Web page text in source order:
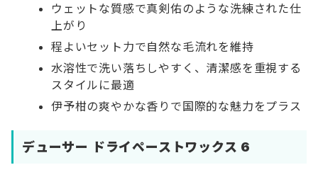
ウェットな質感で真剣佑のような洗練された仕
上がり
程よいセット力で自然な毛流れを維持
水溶性で洗い落ちしやすく、清潔感を重視する
スタイルに最適
伊予柑の爽やかな香りで国際的な魅力をプラス
デューサー ドライペーストワックス 6